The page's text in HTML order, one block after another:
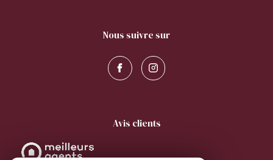
nous suivre sur
avis clients